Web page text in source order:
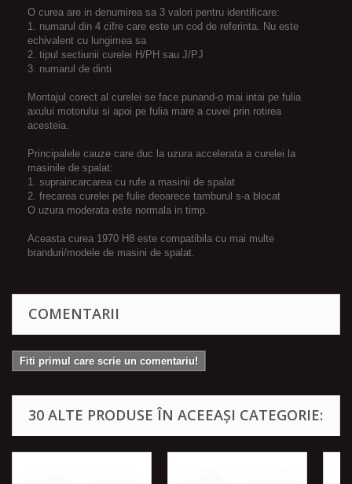
O curea are in denumirea sa 3 valori pentru identificare:
1. numarul din 4 cifre care este un cod de referinta. Nu este
echivalent cu lungimea sa
2. tipul sectiunii curelei H/PH sau J/PJ
3. numarul de dinti
Montajul corect al curelei se face punand-o mai intai pe fulia
axului motorului si apoi pe fulia mare a cuvei prin rotirea
acesteia.
Principalele cauze care duc la uzura accelerata a curelei la
masinile de spalat:
1. supraincarcarea cu rufe a masinii de spalat
2. frecarea curelei pe fulie deoarece tamburul s-a blocat
O uzura moderata este normala in timp.
Aceasta curea 1970 H8 este compatibila cu mai multe
branduri/modele de masini de spalat.
COMENTARII
Fiti primul care scrie un comentariu!
30 ALTE PRODUSE ÎN ACEEAȘI CATEGORIE: